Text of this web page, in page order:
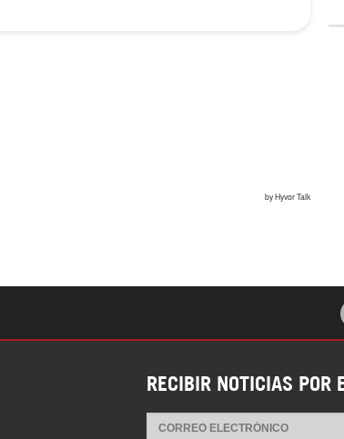
RECIBIR NOTICIAS POR